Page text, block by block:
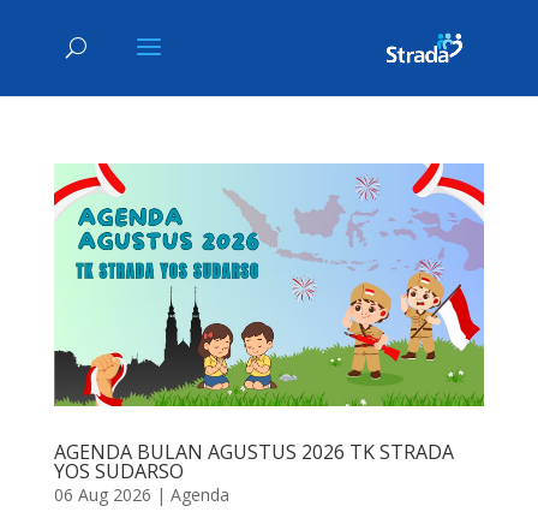
AGENDA BULAN AGUSTUS 2026 TK STRADA
YOS SUDARSO
06 Aug 2026 | Agenda